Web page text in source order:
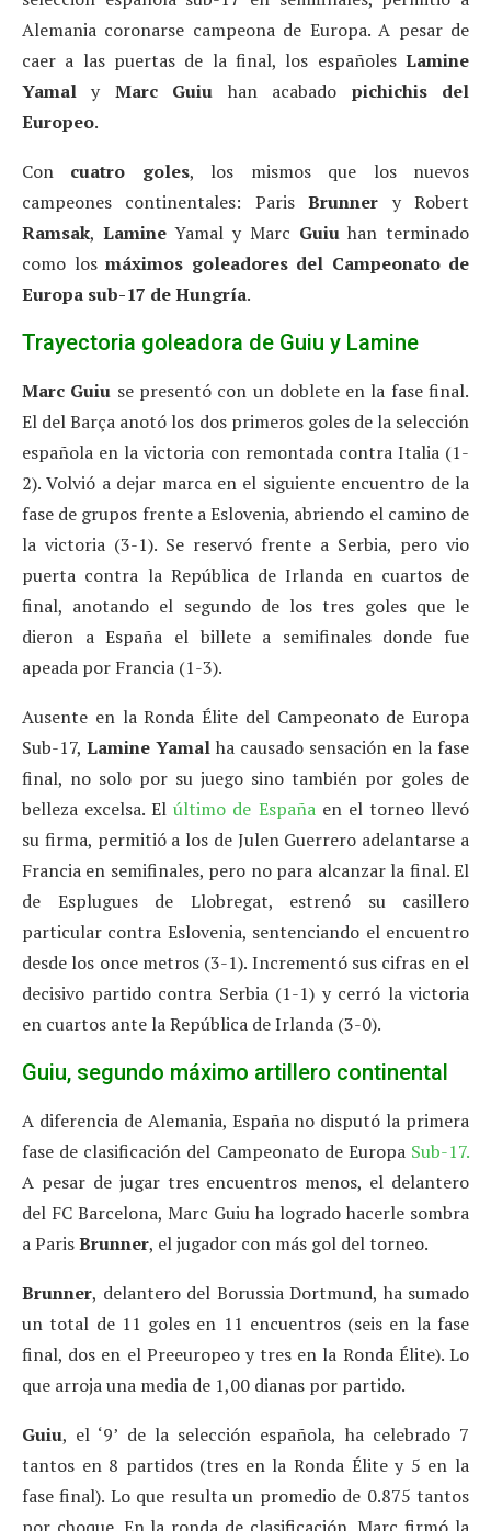
Alemania coronarse campeona de Europa. A pesar de
caer a las puertas de la final, los españoles Lamine
Yamal y Marc Guiu han acabado pichichis del
Europeo.
Con cuatro goles, los mismos que los nuevos
campeones continentales: ParisBrunner y Robert
Ramsak, LamineYamal y Marc Guiuhan terminado
como los máximos goleadores del Campeonato de
Europa sub-17 de Hungría.
Trayectoria goleadora de Guiu y Lamine
Marc Guiu se presentó con un doblete en la fase final.
El del Barça anotó los dos primeros goles de la selección
española en la victoria con remontada contra Italia (1-
2). Volvió a dejar marca en el siguiente encuentro de la
fase de grupos frente a Eslovenia, abriendo el camino de
la victoria (3-1). Se reservó frente a Serbia, pero vio
puerta contra la República de Irlanda en cuartos de
final, anotando el segundo de los tres goles que le
dieron a España el billete a semifinales donde fue
apeada por Francia (1-3).
Ausente en la Ronda Élite del Campeonato de Europa
Sub-17, Lamine Yamal ha causado sensación en la fase
final, no solo por su juego sino también por goles de
belleza excelsa. Elúltimo de Españaen el torneo llevó
su firma, permitió a los de Julen Guerrero adelantarse a
Francia en semifinales, pero no para alcanzar la final. El
de Esplugues de Llobregat, estrenó su casillero
particular contra Eslovenia, sentenciando el encuentro
desde los once metros (3-1). Incrementó sus cifras en el
decisivo partido contra Serbia (1-1) y cerró la victoria
en cuartos ante la República de Irlanda (3-0).
Guiu, segundo máximo artillero continental
A diferencia de Alemania, España no disputó la primera
fase de clasificación del Campeonato de Europa Sub-17.
A pesar de jugar tres encuentros menos, el delantero
del FC Barcelona, Marc Guiu ha logrado hacerle sombra
a ParisBrunner, el jugador con más gol del torneo.
Brunner, delantero del Borussia Dortmund, ha sumado
un total de 11 goles en 11 encuentros (seis en la fase
final, dos en el Preeuropeo y tres en la Ronda Élite). Lo
que arroja una media de 1,00 dianas por partido.
Guiu, el ‘9’ de la selección española, ha celebrado 7
tantos en 8 partidos (tres en la Ronda Élite y 5 en la
fase final). Lo que resulta un promedio de 0.875 tantos
por choque. En la ronda de clasificación, Marc firmó la